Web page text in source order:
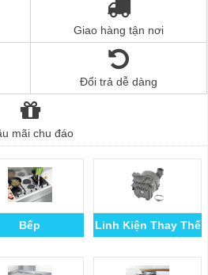
Giao hàng tận nơi
Đổi trả dễ dàng
mãi chu đáo
Bếp Linh Kiện Thay Thế